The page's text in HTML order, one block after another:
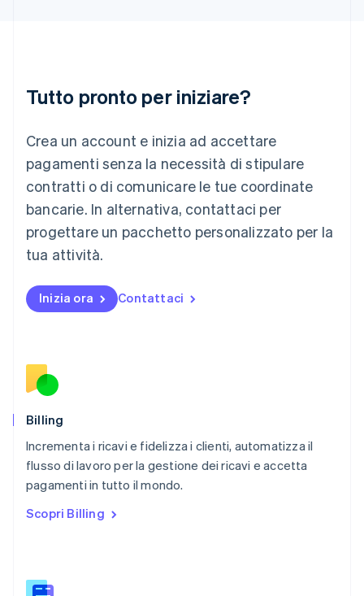
Tutto pronto per iniziare?
Crea un account e inizia ad accettare
pagamenti senza la necessità di stipulare
contratti o di comunicare le tue coordinate
bancarie. In alternativa, contattaci per
progettare un pacchetto personalizzato per la
tua attività.
Inizia ora Contattaci
Billing
Incrementa i ricavi e fidelizza i clienti, automatizza il
flusso di lavoro per la gestione dei ricavi e accetta
pagamenti in tutto il mondo.
Scopri Billing
Lituania
Lussemburgo
Deutsch English
Malaysia
English 简体中文
Malta
Messico
EspañolEnglish
English
Nuova Zelanda
English
Portogallo
Português
English简体中文
Regno Unito
English
English
English